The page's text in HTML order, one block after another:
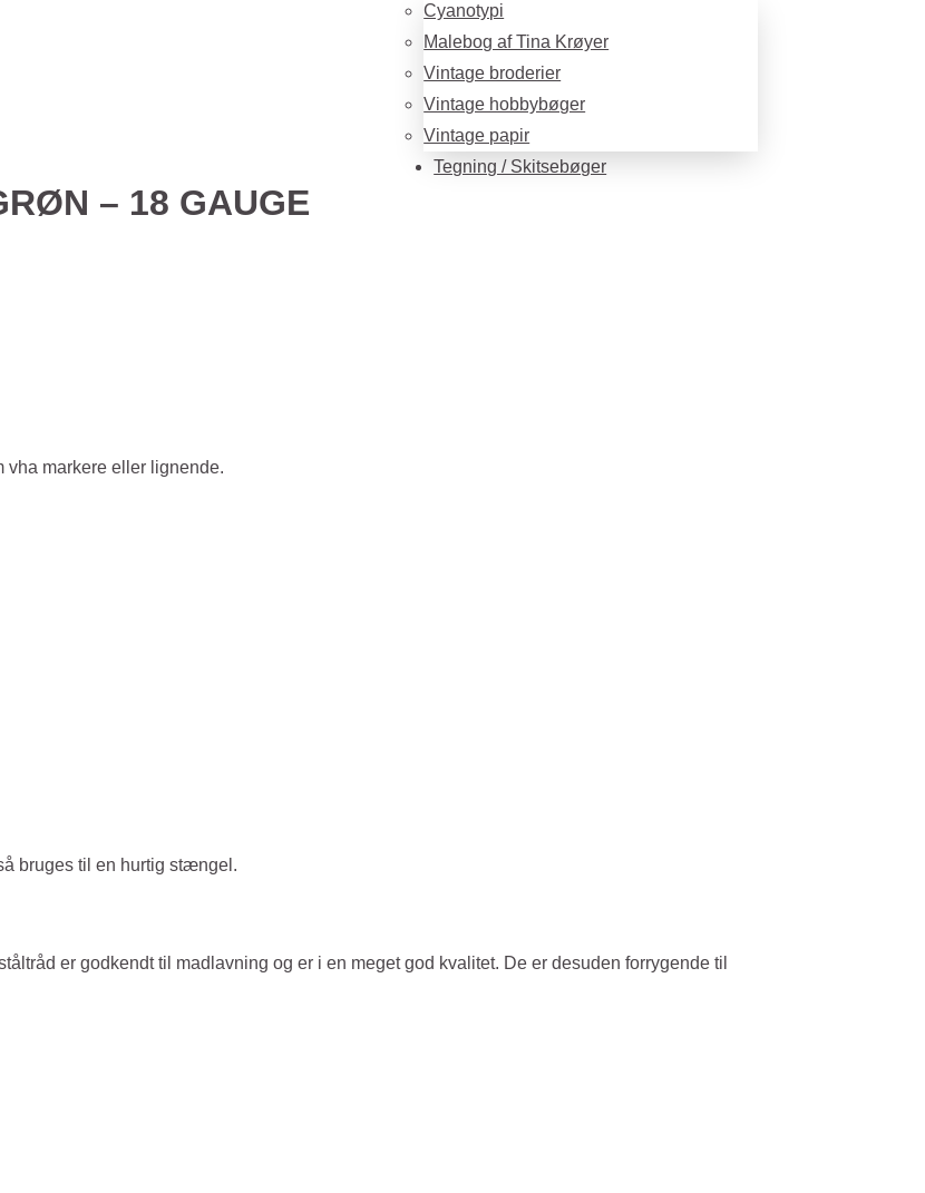
Cyanotypi
Malebog af Tina Krøyer
Vintage broderier
Vintage hobbybøger
Vintage papir
Tegning / Skitsebøger
– 18 GAUGE
vha markere eller lignende.
bruges til en hurtig stængel.
er godkendt til madlavning og er i en meget god kvalitet. De er desuden forrygende til